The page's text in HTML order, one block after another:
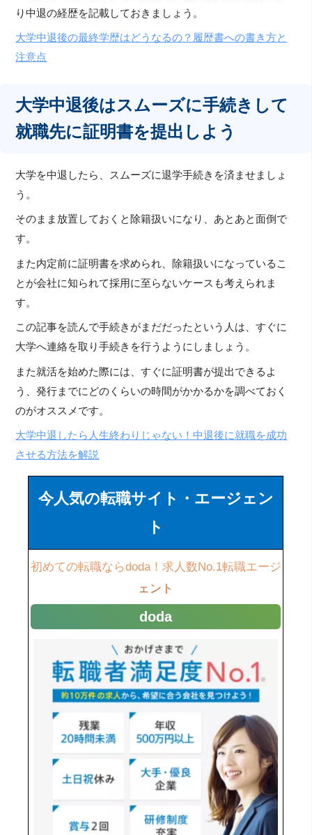
り中退の経歴を記載しておきましょう。
大学中退後の最終学歴はどうなるの？履歴書への書き方と
注意点
大学中退後はスムーズに手続きして
就職先に証明書を提出しよう
大学を中退したら、スムーズに退学手続きを済ませましょ
う。
そのまま放置しておくと除籍扱いになり、あとあと面倒で
す。
また内定前に証明書を求められ、除籍扱いになっているこ
とが会社に知られて採用に至らないケースも考えられま
す。
この記事を読んで手続きがまだだったという人は、すぐに
大学へ連絡を取り手続きを行うようにしましょう。
また就活を始めた際には、すぐに証明書が提出できるよ
う、発行までにどのくらいの時間がかかるかを調べておく
のがオススメです。
大学中退したら人生終わりじゃない！中退後に就職を成功
させる方法を解説
今人気の転職サイト・エージェン
ト
初めての転職ならdoda！求人数No.1転職エージ
ェント
doda